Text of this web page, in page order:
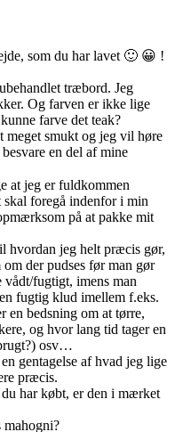
som du har lavet 🙂 😀 !
træbord. Jeg
Og farven er ikke lige
farve det teak?
meget smukt og jeg vil høre
en del af mine
at jeg er fuldkommen
skal foregå indenfor i min
på at pakke mit
hvordan jeg helt præcis gør,
om der pudses før man gør
fugtigt, imens man
fugtig klud imellem f.eks.
en bedsning om at tørre,
og hvor lang tid tager en
osv…
gentagelse af hvad jeg lige
præcis.
har købt, er den i mærket
mahogni?